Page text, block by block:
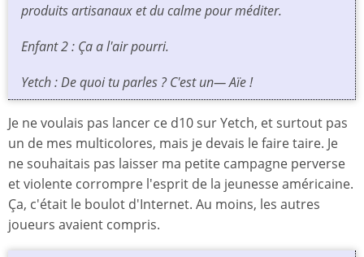
produits artisanaux et du calme pour méditer.
Enfant 2 : Ça a l'air pourri.
Yetch : De quoi tu parles ? C'est un— Aïe !
Je ne voulais pas lancer ce d10 sur Yetch, et surtout pas
un de mes multicolores, mais je devais le faire taire. Je
ne souhaitais pas laisser ma petite campagne perverse
et violente corrompre l'esprit de la jeunesse américaine.
Ça, c'était le boulot d'Internet. Au moins, les autres
joueurs avaient compris.